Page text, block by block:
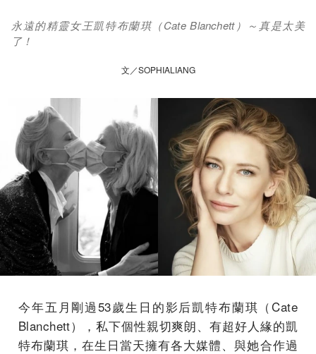
永遠的精靈女王凱特布蘭琪（Cate Blanchett）～真是太美
了！
文／SOPHIALIANG
今年五月剛過53歲生日的影后凱特布蘭琪（Cate
Blanchett），私下個性親切爽朗、有超好人緣的凱
特布蘭琪，在生日當天擁有各大媒體、與她合作過